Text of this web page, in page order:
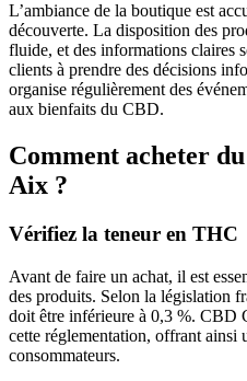
L’ambiance de la boutique est
découverte. La disposition des
fluide, et des informations claires
clients à prendre des décisions
organise régulièrement des
aux bienfaits du CBD.
Comment acheter
Aix ?
Vérifiez la teneur en THC
Avant de faire un achat, il est
des produits. Selon la législation
doit être inférieure à 0,3 %. CBD
cette réglementation, offrant ainsi
consommateurs.